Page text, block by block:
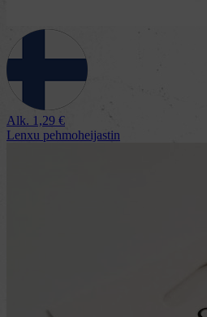
Alk. 1,29 €
Lenxu pehmoheijastin